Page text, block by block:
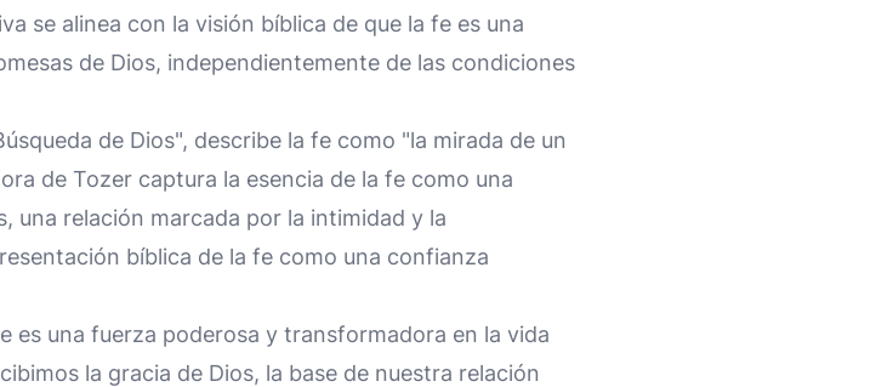
se alinea con la visión bíblica de que la fe es una
de Dios, independientemente de las condiciones
de Dios", describe la fe como "la mirada de un
de Tozer captura la esencia de la fe como una
una relación marcada por la intimidad y la
bíblica de la fe como una confianza
es una fuerza poderosa y transformadora en la vida
la gracia de Dios, la base de nuestra relación